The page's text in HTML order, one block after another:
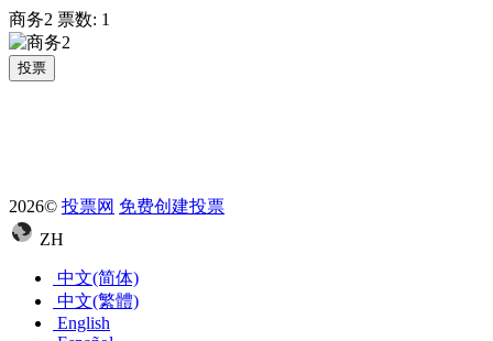
商务2 票数: 1
投票
2026© 投票网 免费创建投票
ZH
中文(简体)
中文(繁體)
English